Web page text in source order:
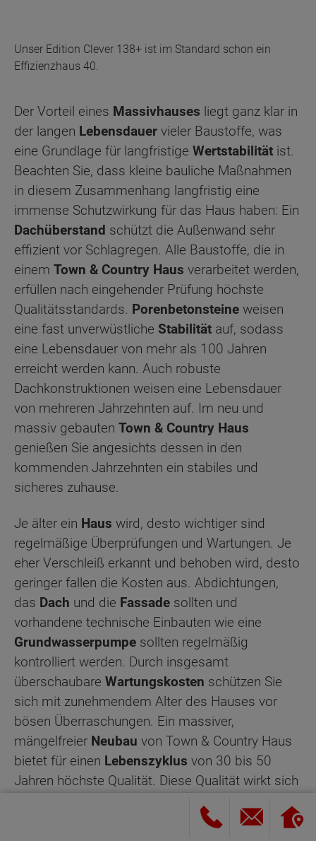
Unser Edition Clever 138+ ist im Standard schon ein
Effizienzhaus 40.
Der Vorteil eines Massivhauses liegt ganz klar in
der langen Lebensdauer vieler Baustoffe, was
eine Grundlage für langfristige Wertstabilität ist.
Beachten Sie, dass kleine bauliche Maßnahmen
in diesem Zusammenhang langfristig eine
immense Schutzwirkung für das Haus haben: Ein
Dachüberstand schützt die Außenwand sehr
effizient vor Schlagregen. Alle Baustoffe, die in
einem Town & Country Haus verarbeitet werden,
erfüllen nach eingehender Prüfung höchste
Qualitätsstandards. Porenbetonsteine weisen
eine fast unverwüstliche Stabilität auf, sodass
eine Lebensdauer von mehr als 100 Jahren
erreicht werden kann. Auch robuste
Dachkonstruktionen weisen eine Lebensdauer
von mehreren Jahrzehnten auf. Im neu und
massiv gebauten Town & Country Haus
genießen Sie angesichts dessen in den
kommenden Jahrzehnten ein stabiles und
sicheres zuhause.
Je älter ein Haus wird, desto wichtiger sind
regelmäßige Überprüfungen und Wartungen. Je
eher Verschleiß erkannt und behoben wird, desto
geringer fallen die Kosten aus. Abdichtungen,
das Dach und die Fassade sollten und
vorhandene technische Einbauten wie eine
Grundwasserpumpe sollten regelmäßig
kontrolliert werden. Durch insgesamt
überschaubare Wartungskosten schützen Sie
sich mit zunehmendem Alter des Hauses vor
bösen Überraschungen. Ein massiver,
mängelfreier Neubau von Town & Country Haus
bietet für einen Lebenszyklus von 30 bis 50
Jahren höchste Qualität. Diese Qualität wirkt sich
länger verbaute Materialen halten, desto weniger